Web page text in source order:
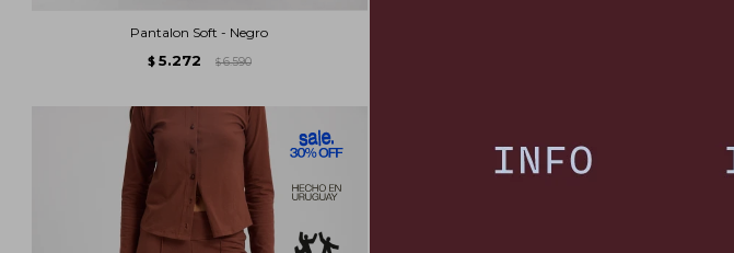
Pantalon Soft - Negro
$ 5.272 $ 6.590